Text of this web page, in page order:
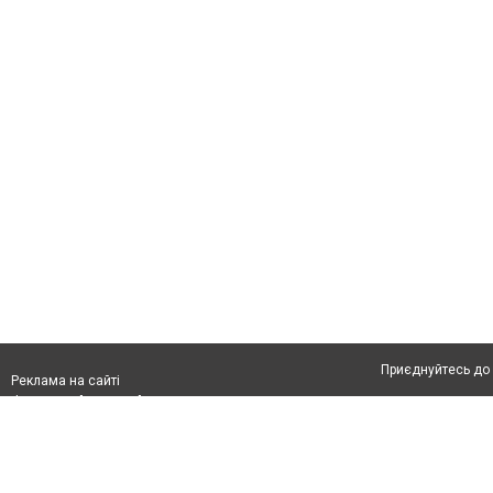
Реклама на сайті
Приєднуйтесь до